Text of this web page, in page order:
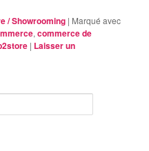
/ Showrooming | Marqué avec
,commerce de
| Laisser un